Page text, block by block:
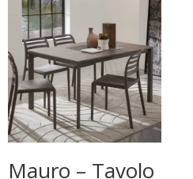
1.549,00€
a
1.649,00€
Mauro – Tavolo